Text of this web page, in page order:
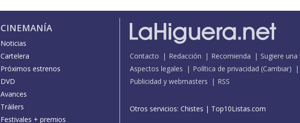
CINEMANÍA
Noticias
Cartelera
Próximos estrenos
DVD
Avances
Tráilers
Festivales + premios
Contacto Redacción Recomienda
Sugiere una
Aspectos legales
Política de privacidad (Cambiar)
Publicidad y webmasters
RSS
Otros servicios: Chistes | Top10Listas.com